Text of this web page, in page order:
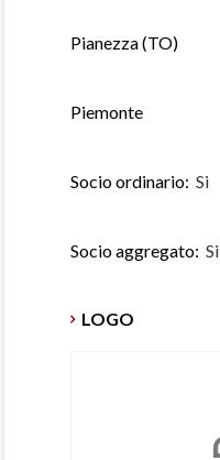
Pianezza (TO)
Piemonte
Socio ordinario: Si
Socio aggregato: Si
LOGO